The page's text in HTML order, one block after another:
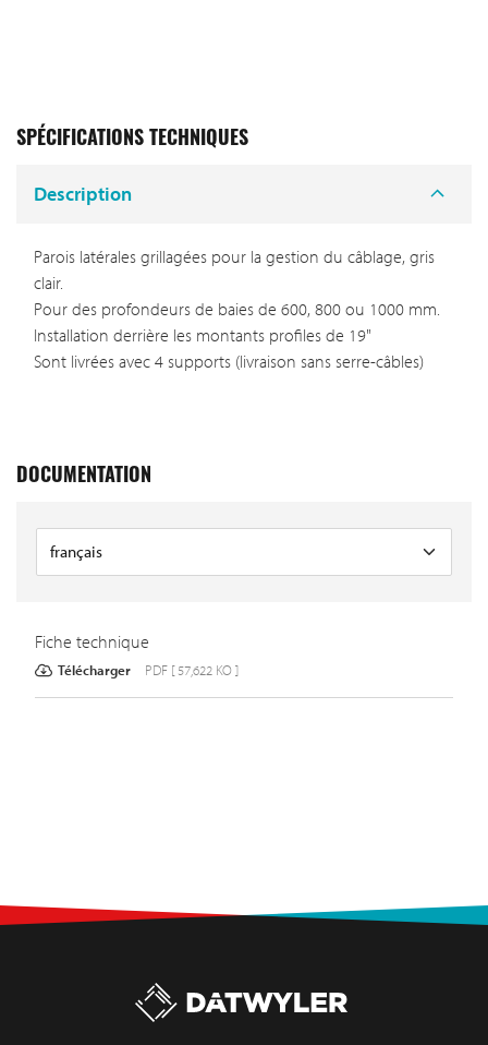
SPÉCIFICATIONS TECHNIQUES
Description
Parois latérales grillagées pour la gestion du câblage, gris
clair.
Pour des profondeurs de baies de 600, 800 ou 1000 mm.
Installation derrière les montants profiles de 19"
Sont livrées avec 4 supports (livraison sans serre-câbles)
DOCUMENTATION
Fiche technique
Télécharger PDF [ 57,622 KO ]